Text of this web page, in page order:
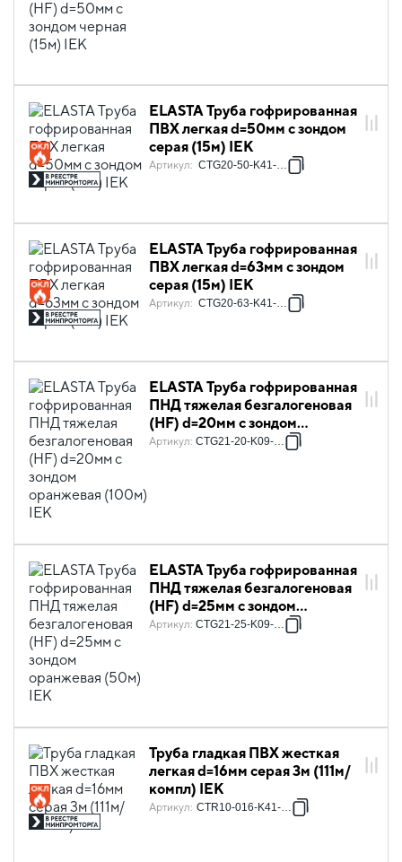
ELASTA Труба гофрированная
ПВХ легкая d=50мм с зондом
серая (15м) IEK
Артикул: CTG20-50-K41-015I
ELASTA Труба гофрированная
ПВХ легкая d=63мм с зондом
серая (15м) IEK
Артикул: CTG20-63-K41-015I
ELASTA Труба гофрированная
ПНД тяжелая безгалогеновая
(HF) d=20мм с зондом
оранжевая (100м) IEK
Артикул: CTG21-20-K09-100
ELASTA Труба гофрированная
ПНД тяжелая безгалогеновая
(HF) d=25мм с зондом
оранжевая (50м) IEK
Артикул: CTG21-25-K09-050
Труба гладкая ПВХ жесткая
легкая d=16мм серая 3м (111м/
компл) IEK
Артикул: CTR10-016-K41-111I